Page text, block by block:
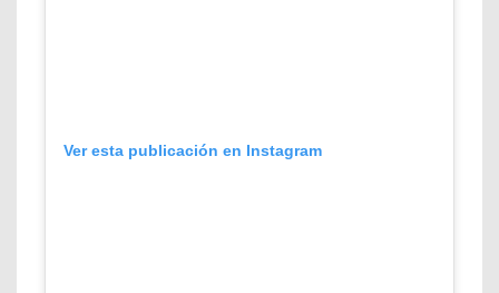
Ver esta publicación en Instagram